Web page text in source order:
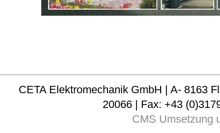
CETA Elektromechanik GmbH | A- 8163
20066 | Fax: +43
CMS Umsetzung